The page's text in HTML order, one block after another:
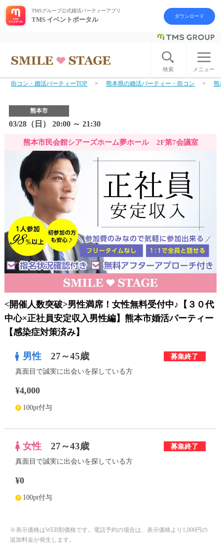
ログイン アカウント登録
今週の婚活パーティー
婚活パーティーの流れ
よくあるご質問
アフターアプローチとは
お問い合わせ
利用規約
個人情報保護方針 launch
子どもの安全基準に関するポリシーlaunch
運営会社launch
公式アカウントで最新情報を配信中！
PR
TMSグループ公式婚活パーティーアプリ
TMS イベントポータル ダウンロード
検索 メニュー
街コン・婚活パーティーTOP 熊本県の婚活パーティー・街コン 熊
熊本市
03/28（日） 20:00 ～ 21:30
熊本市民会館シアーズホーム夢ホール 2F第7会議室
<開催人数突破>男性満席！女性無料受付中♪【３０代
中心×正社員安定収入男性編】熊本市婚活パーティー
【感染症対策済み】
男性 27～45歳 募集終了
真面目で誠実に出会いを探している方
¥4,000
100pt付与
女性 27～43歳 募集終了
真面目で誠実に出会いを探している方
¥0
100pt付与
※表示価格はWEB割価格です。電話予約の場合は、表示価格より1,000円の
追加料金が発生します。